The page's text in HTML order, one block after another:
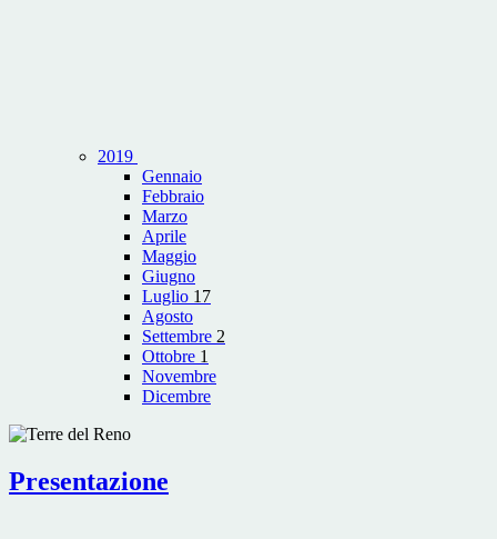
2019
Gennaio
Febbraio
Marzo
Aprile
Maggio
Giugno
Luglio 17
Agosto
Settembre 2
Ottobre 1
Novembre
Dicembre
Presentazione